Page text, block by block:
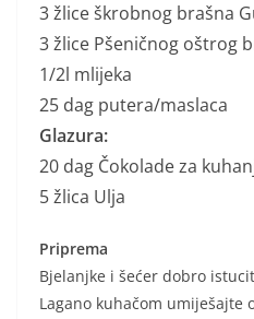
3 žlice škrobnog brašna
3 žlice Pšeničnog oštrog
1/2l mlijeka
25 dag putera/maslaca
Glazura:
20 dag Čokolade za
5 žlica Ulja
Priprema
Bjelanjke i šećer dobro
Lagano kuhačom umiješajte